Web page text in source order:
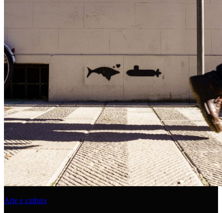
Arte e cultura